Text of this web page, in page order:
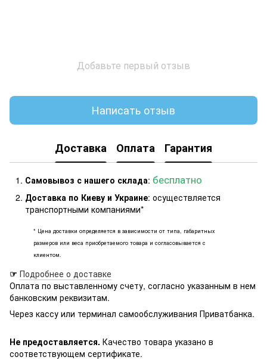
Добавьте первый отзыв
Написать отзыв
Доставка Оплата Гарантия
Самовывоз с нашего склада: бесплатно
Доставка по Киеву и Украине: осуществляется
транспортными компаниями*
* Цена доставки определяется в зависимости от типа, габаритных
размеров или веса приобретаемого товара и согласовывается с
клиентом.
☞ Подробнее о доставке
Оплата по выставленному счету, согласно указанным в нем
банковским реквизитам.
Через кассу или терминал самообслуживания Приватбанка.
Не предоставляется. Качество товара указано в
соответствующем сертификате.